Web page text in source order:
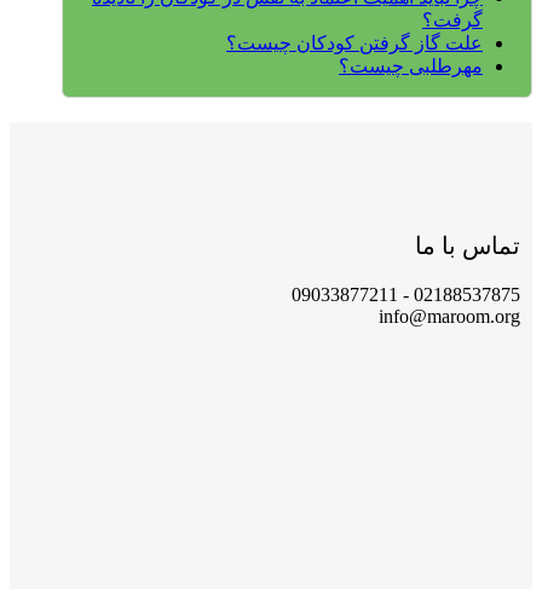
گرفت؟
علت گاز گرفتن کودکان چیست؟
مهرطلبی چیست؟
تماس با ما
02188537875 - 09033877211
info@maroom.org